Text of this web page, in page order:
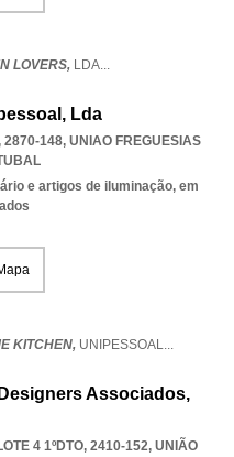
LOVERS, LDA...
Lda
2870-148, UNIAO FREGUESIAS
e artigos de iluminação, em
KITCHEN, UNIPESSOAL...
Associados,
4 1ºDTO, 2410-152, UNIÃO